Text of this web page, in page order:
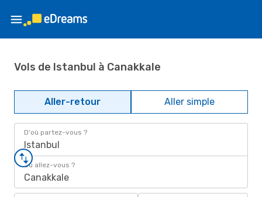
Vols de Istanbul à Canakkale
Aller-retour Aller simple
D'où partez-vous ?
Istanbul
Où allez-vous ?
Canakkale